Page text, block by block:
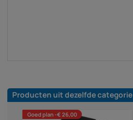
Producten uit dezelfde categorie
Goed plan -€ 26,00